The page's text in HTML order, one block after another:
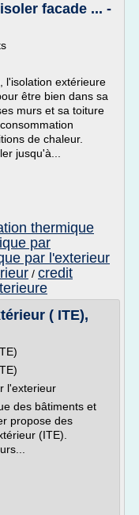
facade ... -
l'isolation extérieure
être bien dans sa
murs et sa toiture
de chaleur.
jusqu'à...
thermique
par
par l'exterieur
/ credit
( ITE),
l'exterieur
des bâtiments et
propose des
(ITE).